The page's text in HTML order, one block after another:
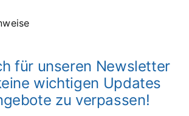
für unseren Newsletter
wichtigen Updates
zu verpassen!